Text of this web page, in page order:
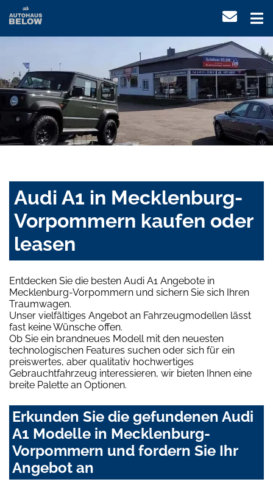
Audi A1 in Mecklenburg-
Vorpommern kaufen oder
leasen
Entdecken Sie die besten Audi A1 Angebote in
Mecklenburg-Vorpommern und sichern Sie sich Ihren
Traumwagen.
Unser vielfältiges Angebot an Fahrzeugmodellen lässt
fast keine Wünsche offen.
Ob Sie ein brandneues Modell mit den neuesten
technologischen Features suchen oder sich für ein
preiswertes, aber qualitativ hochwertiges
Gebrauchtfahrzeug interessieren, wir bieten Ihnen eine
breite Palette an Optionen.
Erkunden Sie die gefundenen Audi
A1 Modelle in Mecklenburg-
Vorpommern und fordern Sie Ihr
Angebot an